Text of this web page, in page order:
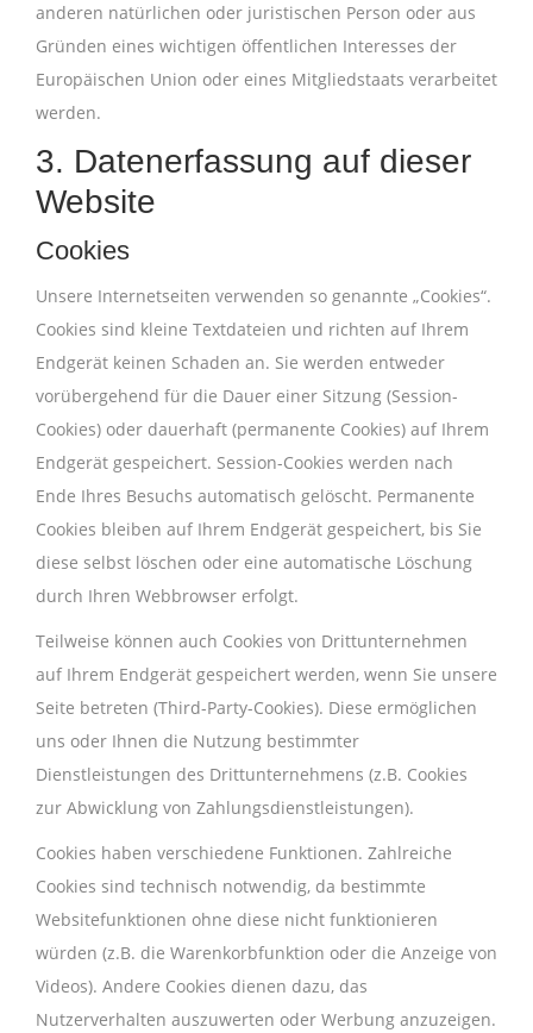
anderen natürlichen oder juristischen Person oder aus
Gründen eines wichtigen öffentlichen Interesses der
Europäischen Union oder eines Mitgliedstaats verarbeitet
werden.
3. Datenerfassung auf dieser
Website
Cookies
Unsere Internetseiten verwenden so genannte „Cookies“.
Cookies sind kleine Textdateien und richten auf Ihrem
Endgerät keinen Schaden an. Sie werden entweder
vorübergehend für die Dauer einer Sitzung (Session-
Cookies) oder dauerhaft (permanente Cookies) auf Ihrem
Endgerät gespeichert. Session-Cookies werden nach
Ende Ihres Besuchs automatisch gelöscht. Permanente
Cookies bleiben auf Ihrem Endgerät gespeichert, bis Sie
diese selbst löschen oder eine automatische Löschung
durch Ihren Webbrowser erfolgt.
Teilweise können auch Cookies von Drittunternehmen
auf Ihrem Endgerät gespeichert werden, wenn Sie unsere
Seite betreten (Third-Party-Cookies). Diese ermöglichen
uns oder Ihnen die Nutzung bestimmter
Dienstleistungen des Drittunternehmens (z.B. Cookies
zur Abwicklung von Zahlungsdienstleistungen).
Cookies haben verschiedene Funktionen. Zahlreiche
Cookies sind technisch notwendig, da bestimmte
Websitefunktionen ohne diese nicht funktionieren
würden (z.B. die Warenkorbfunktion oder die Anzeige von
Videos). Andere Cookies dienen dazu, das
Nutzerverhalten auszuwerten oder Werbung anzuzeigen.